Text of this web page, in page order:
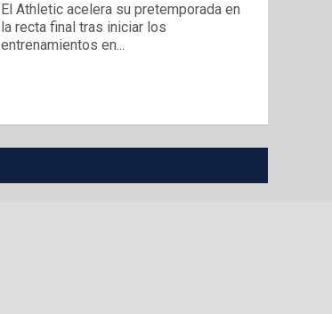
El Athletic acelera su pretemporada en
la recta final tras iniciar los
entrenamientos en...